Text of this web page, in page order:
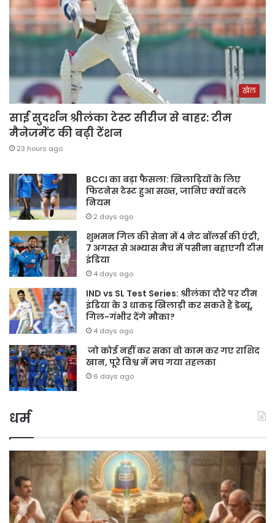
खेल
साई सुदर्शन श्रीलंका टेस्ट सीरीज से बाहर: टीम
मैनेजमेंट की बढ़ी टेंशन
23 hours ago
BCCI का बड़ा फैसला: खिलाड़ियों के लिए
फिटनेस टेस्ट हुआ सख्त, जानिए क्यों बदले
नियम
2 days ago
शुभमन गिल की सेना में 4 नेट बॉलर्स की एंट्री,
7 अगस्त से अभ्यास मैच में पसीना बहाएगी टीम
इंडिया
4 days ago
IND vs SL Test Series: श्रीलंका दौरे पर टीम
इंडिया के 3 धाकड़ खिलाड़ी कर सकते हैं डेब्यू,
गिल-गंभीर देंगे मौका?
4 days ago
जो कोई नहीं कर सका वो काम कर गए राशिद
खान, पूरे विश्व में मच गया तहलका
6 days ago
धर्म